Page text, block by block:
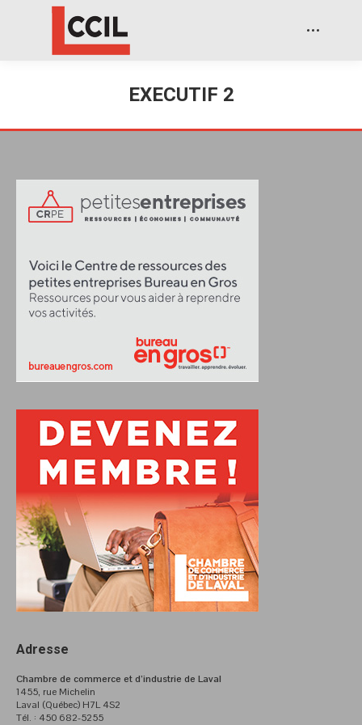
EXECUTIF 2
Adresse
Chambre de commerce et d’industrie de Laval
1455, rue Michelin
Laval (Québec) H7L 4S2
Tél. : 450 682-5255